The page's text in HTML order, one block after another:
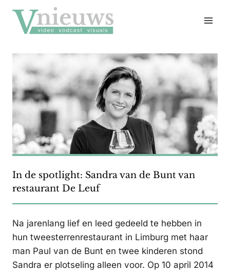
naar
inhoud
In de spotlight: Sandra van de Bunt van
restaurant De Leuf
Na jarenlang lief en leed gedeeld te hebben in
hun tweesterrenrestaurant in Limburg met haar
man Paul van de Bunt en twee kinderen stond
Sandra er plotseling alleen voor. Op 10 april 2014